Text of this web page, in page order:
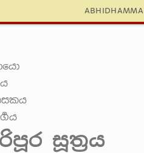
Abhidhamma
සූත්‍රය